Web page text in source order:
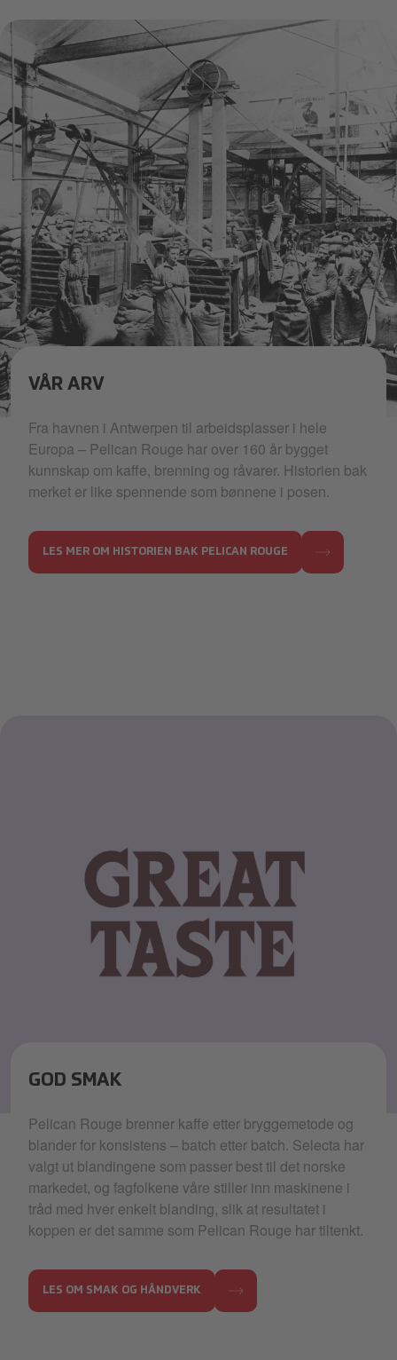
Historisk svart-hvitt bilde av kaffebrenneri
VÅR ARV
Fra havnen i Antwerpen til arbeidsplasser i hele
Europa – Pelican Rouge har over 160 år bygget
kunnskap om kaffe, brenning og råvarer. Historien bak
merket er like spennende som bønnene i posen.
LES MER OM HISTORIEN BAK PELICAN ROUGE
Great Taste-banner for Pelican Rouge kaffe
GOD SMAK
Pelican Rouge brenner kaffe etter bryggemetode og
blander for konsistens – batch etter batch. Selecta har
valgt ut blandingene som passer best til det norske
markedet, og fagfolkene våre stiller inn maskinene i
tråd med hver enkelt blanding, slik at resultatet i
koppen er det samme som Pelican Rouge har tiltenkt.
LES OM SMAK OG HÅNDVERK